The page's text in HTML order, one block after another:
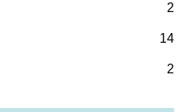
2
14
2